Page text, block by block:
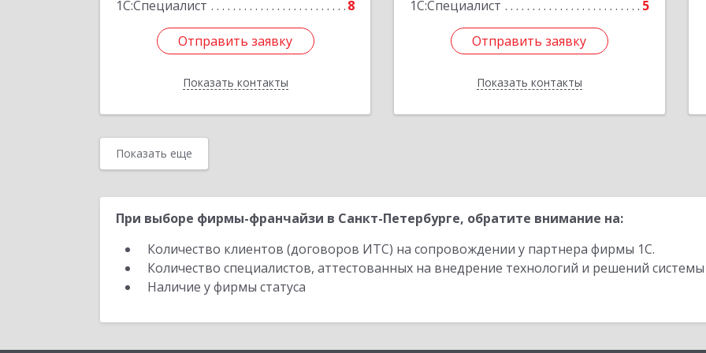
1С:Специалист
8
Отправить заявку
Показать контакты
Отправить заявку
Назад
1С:Специалист
5
Отправить заявку
Показать контакты
Отправить заявку
Назад
Показать еще
При выборе фирмы-франчайзи в Санкт-Петербурге, обратите внимание на:
Количество клиентов (договоров ИТС) на сопровождении у партнера фирмы 1С.
Количество специалистов, аттестованных на внедрение технологий и решений
Наличие у фирмы статуса